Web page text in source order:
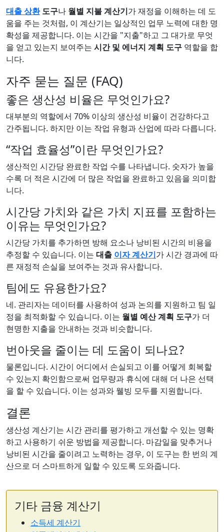
대출 상환도구나 월별 지불 계산기가 재정을 이해하는 데 도
움을 주는 것처럼, 이 계산기는 일상적인 업무 노력에 대한 명
확성을 제공합니다. 이는 시간을 "지출"하고 그 대가로 무엇
을 얻고 있는지 보여주는 시간 및 에너지 계획 도구 역할을 합
니다.
자주 묻는 질문 (FAQ)
좋은 생산성 비율은 무엇인가요?
대부분의 역할에서 70% 이상의 생산성 비율이 건강하다고
간주됩니다. 하지만 이는 작업 유형과 산업에 따라 다릅니다.
“작업 효율성”이란 무엇인가요?
생산적인 시간당 완료한 작업 수를 나타냅니다. 숫자가 높을
수록 더 적은 시간에 더 많은 작업을 완료하고 있음을 의미합
니다.
시간당 가치와 같은 가치 지표를 포함하는
이유는 무엇인가요?
시간당 가치를 추가하면 방해 요소나 낭비된 시간의 비용을
추정할 수 있습니다. 이는 대출 이자 계산기가 시간 경과에 따
른 재정적 손실을 보여주는 것과 유사합니다.
팀에도 유용한가요?
네. 관리자는 데이터를 사용하여 성과 논의를 지원하고 팀 일
정을 최적화할 수 있습니다. 이는 월별 예산 계획 도구가 더
현명한 지출을 안내하는 것과 비슷합니다.
번아웃을 줄이는 데 도움이 되나요?
물론입니다. 시간이 어디에서 손실되고 이를 어떻게 회복할
수 있는지 확인함으로써 업무량과 휴식에 대해 더 나은 선택
을 할 수 있습니다. 이는 성과와 웰빙 모두를 지원합니다.
결론
생산성 계산기는 시간 관리를 평가하고 개선할 수 있는 명확
하고 사용하기 쉬운 방법을 제공합니다. 마감일을 맞추거나
낭비된 시간을 줄이려고 노력하는 경우, 이 도구는 한 번의 계
산으로 더 스마트하게 일할 수 있도록 도와줍니다.
기타 금융 계산기
소득세 계산기